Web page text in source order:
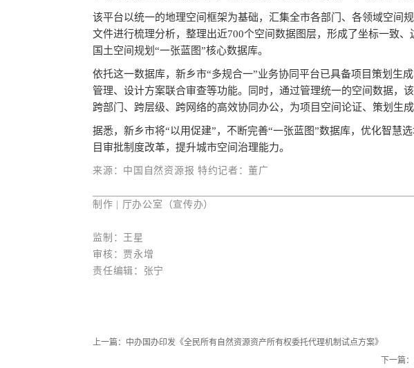
该平台以统一的地理空间框架为基础，汇集全市各部门、各领域空间
文件进行梳理分析，整理出近700个空间数据图层，形成了坐标一致
国土空间规划“一张蓝图”核心数据库。
依托这一数据库，新乡市“多规合一”业务协同平台已具备项目策划生
管理、设计方案联合审查等功能。同时，通过管理统一的空间数据，
跨部门、跨层级、跨网络的高效协同办公，为项目空间论证、策划生
据悉，新乡市将“以用促建”，不断完善“一张蓝图”数据库，优化智慧
目审批制度改革，提升城市空间治理能力。
来源：中国自然资源报 特约记者：董广
制作 | 厅办公室（宣传办）
监制：王星
审核：贾永增
责任编辑：张宁
上一篇： 中办国办印发《全民所有自然资源资产所有权委托代理机制试点方案》
下一篇：